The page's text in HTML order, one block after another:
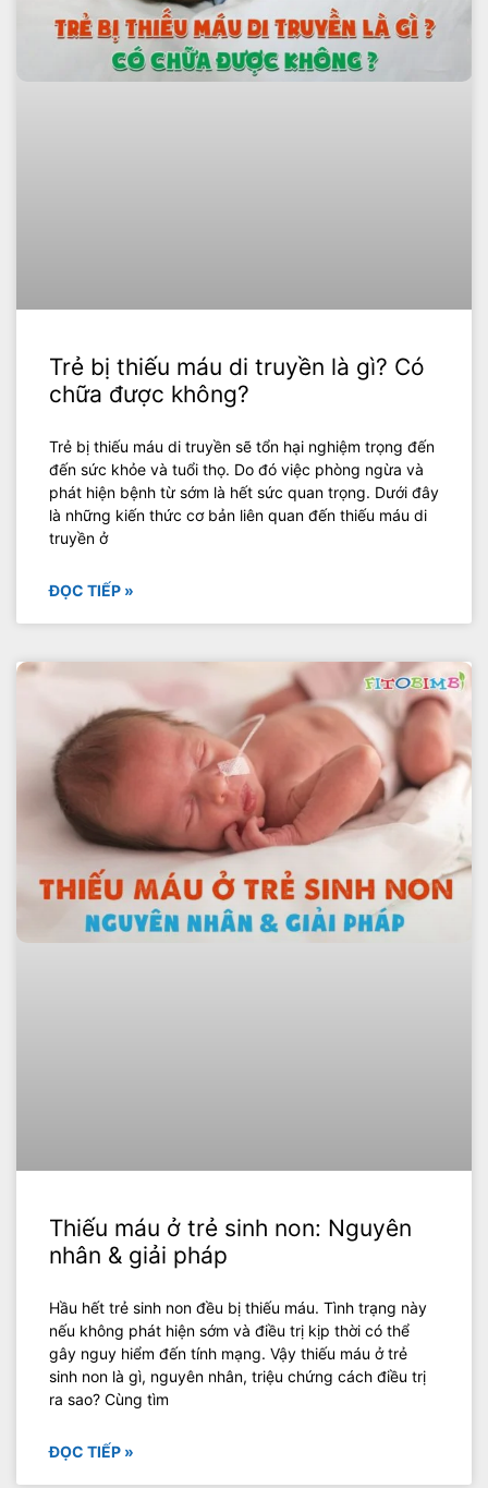
Trẻ bị thiếu máu di truyền là gì? Có
chữa được không?
Trẻ bị thiếu máu di truyền sẽ tổn hại nghiệm trọng đến
đến sức khỏe và tuổi thọ. Do đó việc phòng ngừa và
phát hiện bệnh từ sớm là hết sức quan trọng. Dưới đây
là những kiến thức cơ bản liên quan đến thiếu máu di
truyền ở
ĐỌC TIẾP »
Thiếu máu ở trẻ sinh non: Nguyên
nhân & giải pháp
Hầu hết trẻ sinh non đều bị thiếu máu. Tình trạng này
nếu không phát hiện sớm và điều trị kịp thời có thể
gây nguy hiểm đến tính mạng. Vậy thiếu máu ở trẻ
sinh non là gì, nguyên nhân, triệu chứng cách điều trị
ra sao? Cùng tìm
ĐỌC TIẾP »